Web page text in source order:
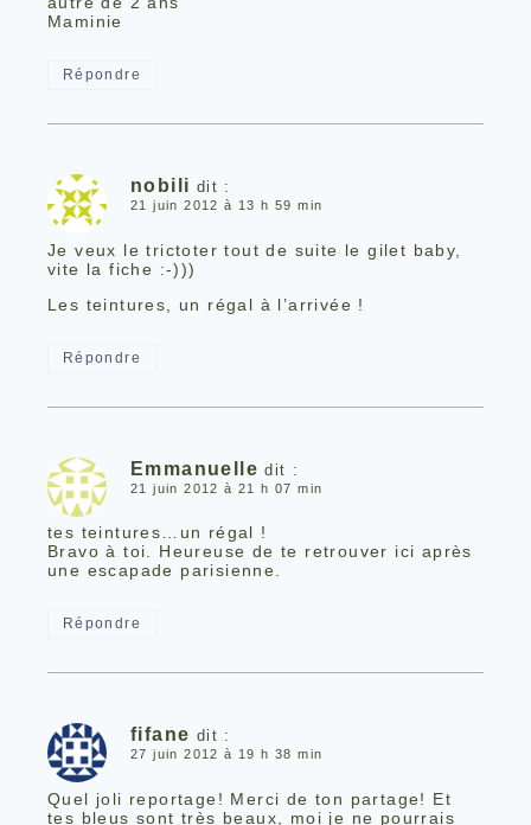
Maminie
Répondre
nobili dit :
21 juin 2012 à 13 h 59 min
Je veux le trictoter tout de suite le gilet baby,
vite la fiche :-)))
Les teintures, un régal à l’arrivée !
Répondre
Emmanuelle dit :
21 juin 2012 à 21 h 07 min
tes teintures…un régal !
Bravo à toi. Heureuse de te retrouver ici après
une escapade parisienne.
Répondre
fifane dit :
27 juin 2012 à 19 h 38 min
Quel joli reportage! Merci de ton partage! Et
tes bleus sont très beaux, moi je ne pourrais